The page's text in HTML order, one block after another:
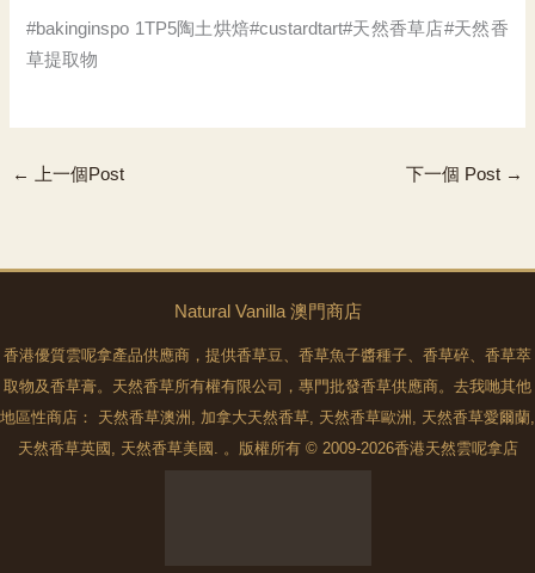
#bakinginspo 1TP5陶土烘焙#custardtart#天然香草店#天然香
草提取物
← 上一個Post 下一個 Post →
Natural Vanilla 澳門商店
香港優質雲呢拿產品供應商，提供香草豆、香草魚子醬種子、香草碎、香草萃
取物及香草膏。天然香草所有權有限公司，專門批發香草供應商。去我哋其他
地區性商店： 天然香草澳洲 , 加拿大天然香草, 天然香草歐洲 , 天然香草愛爾蘭,
天然香草英國 , 天然香草美國 . 。版權所有 © 2009-2026香港天然雲呢拿店